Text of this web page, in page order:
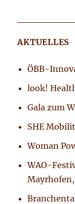
AKTUELLES
ÖBB-
look!
Gala zum
SHE
Woman
WAO-